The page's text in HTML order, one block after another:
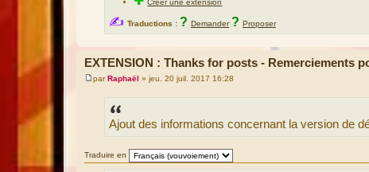
Créer une extension
✍ Traductions : ? Demander ? Proposer
EXTENSION : Thanks for posts - Remerciements
M
parRaphaël » jeu. 20 juil. 2017 16:28
Ajout des informations concernant la version de
Traduire en